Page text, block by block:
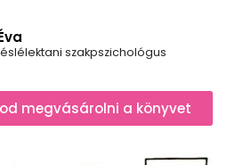
szakpszichológus
megvásárolni a könyvet